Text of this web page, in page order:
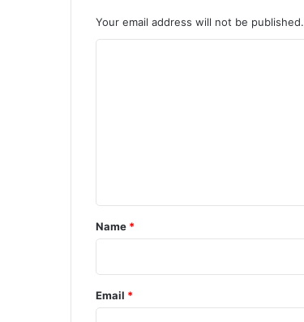
Your email address will not be published.
*
Name *
Email *